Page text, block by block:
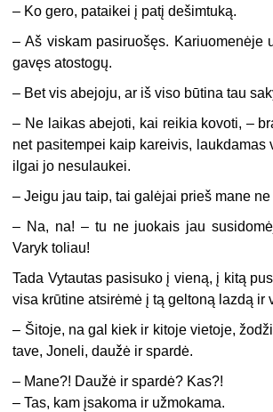
– Ko gero, pataikei į patį dešimtuką.
– Aš viskam pasiruošęs. Kariuomenėje
gavęs atostogų.
– Bet vis abejoju, ar iš viso būtina tau
– Ne laikas abejoti, kai reikia kovoti, –
net pasitempei kaip kareivis, laukdamas
ilgai jo nesulaukei.
– Jeigu jau taip, tai galėjai prieš mane
– Na, na! – tu ne juokais jau
Varyk toliau!
Tada Vytautas pasisuko į vieną, į kitą
visa krūtine atsirėmė į tą geltoną lazdą ir
– Šitoje, na gal kiek ir kitoje vietoje,
tave, Joneli, daužė ir spardė.
– Mane?! Daužė ir spardė? Kas?!
– Tas, kam įsakoma ir užmokama.